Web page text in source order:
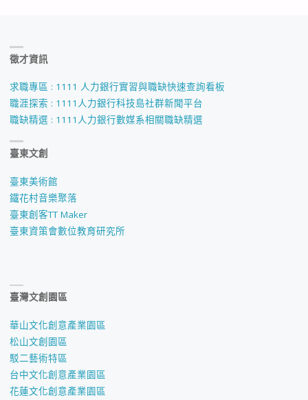
徵才資訊
求職專區 : 1111 人力銀行實習與職缺快速查詢看板
職涯探索 : 1111人力銀行科技島社群新聞平台
職缺精選 : 1111人力銀行數媒系相關職缺精選
臺東文創
臺東美術館
鐵花村音樂聚落
臺東創客TT Maker
臺東資策會數位教育研究所
臺灣文創園區
華山文化創意產業園區
松山文創園區
駁二藝術特區
台中文化創意產業園區
花蓮文化創意產業園區